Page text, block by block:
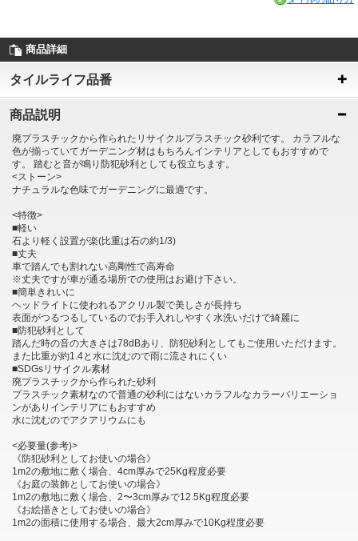
商品詳細
タイルライフ品番
商品説明
廃プラスチックから作られたリサイクルプラスチック砂利です。 カラフルな
色が揃っていてガーデニング材はもちろんインテリアとしてもおすすめで
す。 踏むと音が鳴り防犯砂利としても役立ちます。
<ストーン>
ナチュラルな色味でガーデニングに最適です。
<特徴>
■軽い
石より軽く設置が楽(比重は石の約1/3)
■丈夫
車で踏んでも割れない高剛性で高寿命
※丈夫ですが車が通る場所での使用はお避け下さい。
■簡単きれいに
ヘッドライトに使われるアクリル製で美しさが長持ち
表面がつるつるしているのでお手入れしやすく水洗いだけで綺麗に
■防犯砂利として
踏んだ時の音の大きさは78dBあり、防犯砂利としてもご使用いただけます。
また比重が約1.4と水に沈むので雨に流されにくい
■SDGsリサイクル素材
廃プラスチックから作られた砂利
プラスチック素材なので普通の砂利にはないカラフルなカラーバリエーショ
ンがありインテリアにもおすすめ
水に沈むのでアクアリウムにも
<必要量(参考)>
《防犯砂利としてお使いの場合》
1m2の敷地に敷く場合、4cm厚みで25Kg程度必要
《お庭の装飾としてお使いの場合》
1m2の敷地に敷く場合、2〜3cm厚みで12.5Kg程度必要
《お絵描きとしてお使いの場合》
1m2の面積に使用する場合、最大2cm厚みで10Kg程度必要